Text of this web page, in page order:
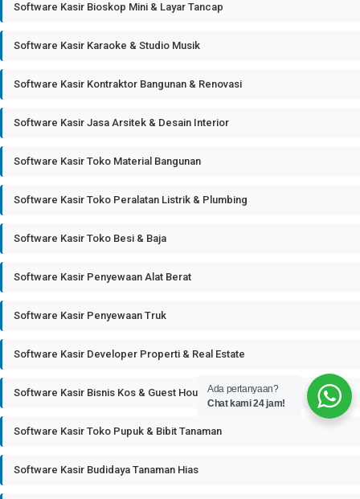
Software Kasir Bioskop Mini & Layar Tancap
Software Kasir Karaoke & Studio Musik
Software Kasir Kontraktor Bangunan & Renovasi
Software Kasir Jasa Arsitek & Desain Interior
Software Kasir Toko Material Bangunan
Software Kasir Toko Peralatan Listrik & Plumbing
Software Kasir Toko Besi & Baja
Software Kasir Penyewaan Alat Berat
Software Kasir Penyewaan Truk
Software Kasir Developer Properti & Real Estate
Software Kasir Bisnis Kos & Guest House
Software Kasir Toko Pupuk & Bibit Tanaman
Software Kasir Budidaya Tanaman Hias
Ada pertanyaan?
Chat kami 24 jam!